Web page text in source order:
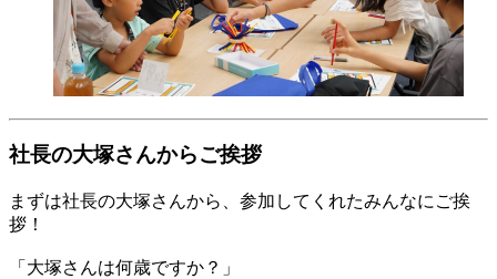
社長の大塚さんからご挨拶
まずは社長の大塚さんから、参加してくれたみんなにご挨
拶！
「大塚さんは何歳ですか？」